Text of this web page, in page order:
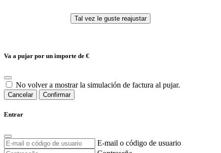
Va a pujar por un importe de €
No volver a mostrar la simulación de factura al pujar.
Cancelar Confirmar
Entrar
E-mail o código de usuario